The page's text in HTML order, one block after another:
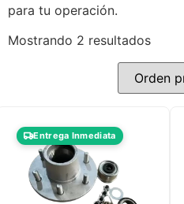
para tu operación.
Mostrando 2 resultados
Entrega Inmediata